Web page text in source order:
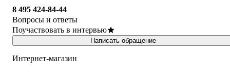
8 495 424-84-44
Вопросы и ответы
Поучаствовать в интервью
Написать обращение
Интернет-магазин